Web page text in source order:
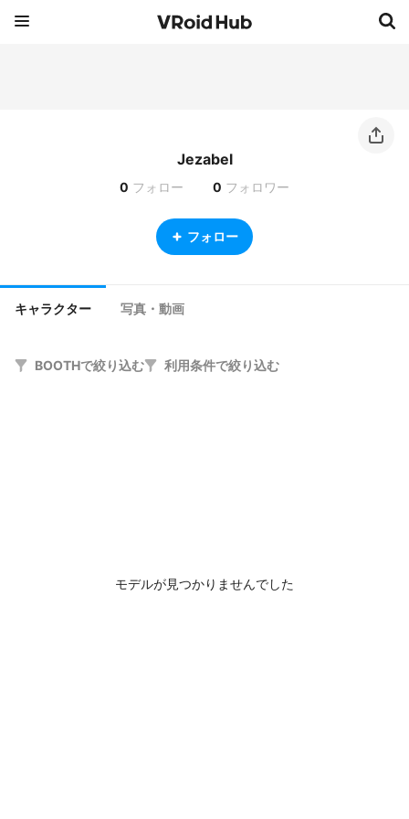
Jezabel
0 フォロー 0 フォロワー
フォロー
キャラクター 写真・動画
BOOTHで絞り込む 利用条件で絞り込む
モデルが見つかりませんでした